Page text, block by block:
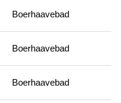
Boerhaavebad
Boerhaavebad
Boerhaavebad